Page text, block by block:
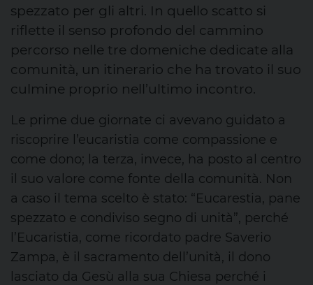
spezzato per gli altri. In quello scatto si
riflette il senso profondo del cammino
percorso nelle tre domeniche dedicate alla
comunità, un itinerario che ha trovato il suo
culmine proprio nell’ultimo incontro.
Le prime due giornate ci avevano guidato a
riscoprire l’eucaristia come compassione e
come dono; la terza, invece, ha posto al centro
il suo valore come fonte della comunità. Non
a caso il tema scelto è stato: “Eucarestia, pane
spezzato e condiviso segno di unità”, perché
’Eucaristia, come ricordato padre Saverio
Zampa, è il sacramento dell’unità, il dono
lasciato da Gesù alla sua Chiesa perché i